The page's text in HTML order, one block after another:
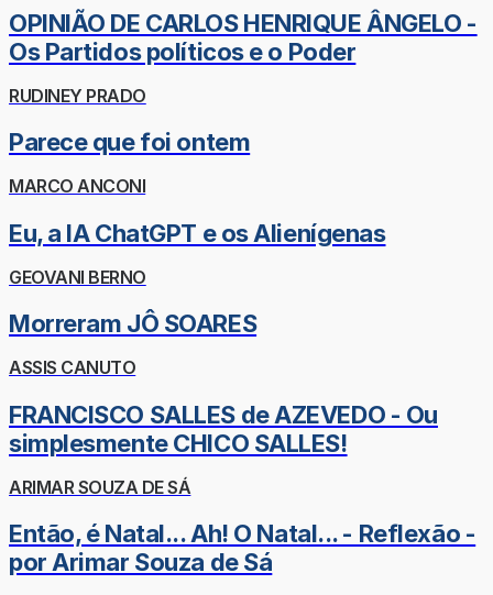
OPINIÃO DE CARLOS HENRIQUE ÂNGELO -
Os Partidos políticos e o Poder
RUDINEY PRADO
Parece que foi ontem
MARCO ANCONI
Eu, a IA ChatGPT e os Alienígenas
GEOVANI BERNO
Morreram JÔ SOARES
ASSIS CANUTO
FRANCISCO SALLES de AZEVEDO - Ou
simplesmente CHICO SALLES!
ARIMAR SOUZA DE SÁ
Então, é Natal... Ah! O Natal... - Reflexão -
por Arimar Souza de Sá